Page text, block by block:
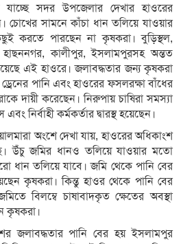
যাচ্ছে সদর উপজেলার দেখার হাওরের
চোখের সামনে কাঁচা ধান তলিয়ে যাওয়ার
করতে পারছেন না কৃষকরা। বুড়িস্থল,
কালীপুর, ইসলামপুরসহ অন্তত
এই হাওরে। জলাবদ্ধতার জন্য কৃষকরা
পানি এবং হাওরের ফসলরক্ষা বাঁধের
দায়ী করেছেন। নিরুপায় চাষিরা সমস্যা
নির্বাহী কর্মকর্তার দ্বারস্থ হয়েছেন।
অংশে দেখা যায়, হাওরের অধিকাংশ
উঁচু জমির ধানও তলিয়ে যাওয়ার মতো
ধান তলিয়ে যাবে। জমি থেকে পানি বের
কৃষকরা। কিন্তু হাওর থেকে পানি বের
বিলম্বে চাষাবাদকৃত ক্ষেতের অবস্থা
কৃষকরা।
জলাবদ্ধতার পানি বের হয় ইসলামপুর